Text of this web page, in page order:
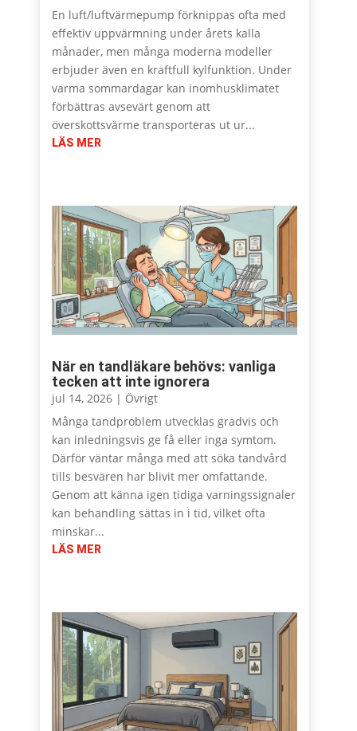
En luft/luftvärmepump förknippas ofta med
effektiv uppvärmning under årets kalla
månader, men många moderna modeller
erbjuder även en kraftfull kylfunktion. Under
varma sommardagar kan inomhusklimatet
förbättras avsevärt genom att
överskottsvärme transporteras ut ur...
LÄS MER
När en tandläkare behövs: vanliga
tecken att inte ignorera
jul 14, 2026| Övrigt
Många tandproblem utvecklas gradvis och
kan inledningsvis ge få eller inga symtom.
Därför väntar många med att söka tandvård
tills besvären har blivit mer omfattande.
Genom att känna igen tidiga varningssignaler
kan behandling sättas in i tid, vilket ofta
minskar...
LÄS MER